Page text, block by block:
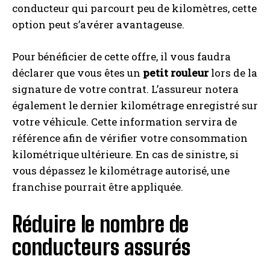
conducteur qui parcourt peu de kilomètres, cette
option peut s’avérer avantageuse.
Pour bénéficier de cette offre, il vous faudra
déclarer que vous êtes un petit rouleurlors de la
signature de votre contrat. L’assureur notera
également le dernier kilométrage enregistré sur
votre véhicule. Cette information servira de
référence afin de vérifier votre consommation
kilométrique ultérieure. En cas de sinistre, si
vous dépassez le kilométrage autorisé, une
franchise pourrait être appliquée.
Réduire le nombre de
conducteurs assurés